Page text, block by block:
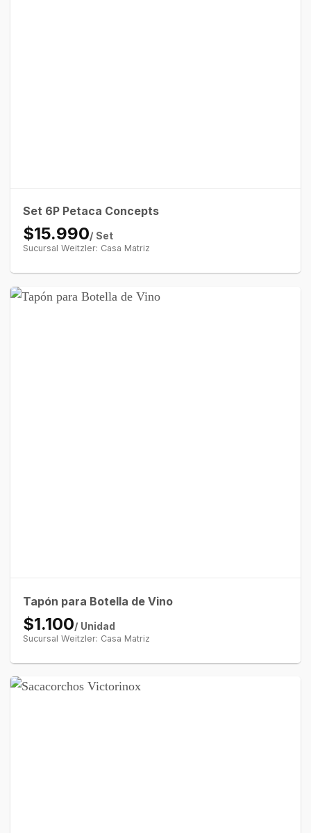
Set 6P Petaca Concepts
$15.990/ Set
Sucursal Weitzler: Casa Matriz
Tapón para Botella de Vino
$1.100/ Unidad
Sucursal Weitzler: Casa Matriz